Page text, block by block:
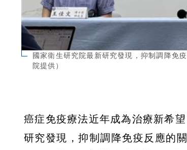
國家衛生研究院最新研究發現，抑制調降免
院提供）
癌症免疫療法近年成為治療新希
研究發現，抑制調降免疫反應的